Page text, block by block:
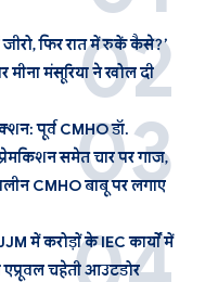
फिर रात में रुकें कैसे?’
मीना मंसूरिया ने खोल दी
पूर्व CMHO डॉ.
समेत चार पर गाज,
CMHO बाबू पर लगाए
में करोड़ों के IEC कार्यों में
एप्रूवल चहेती आउटडोर